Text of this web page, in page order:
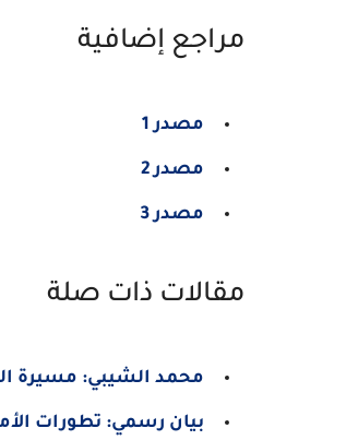
مراجع إضافية
مصدر 1
مصدر 2
مصدر 3
مقالات ذات صلة
محمد الشيبي: مسيرة
بيان رسمي: تطورات